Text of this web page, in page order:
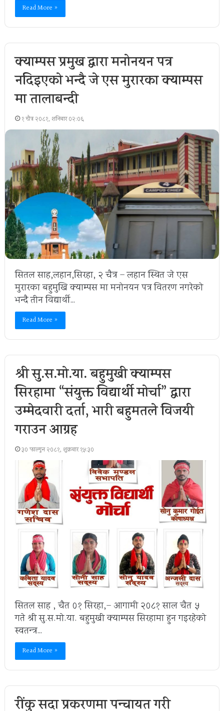
Read More »
क्याम्पस प्रमुख द्वारा मनोनयन पत्र
नदिइएको भन्दै जे एस मुरारका क्याम्पस
मा तालाबन्दी
१ चैत्र २०८१, शनिबार ०२:०६
सितल साह,लहान,सिरहा, २ चैत्र – लहान स्थित जे एस
मुरारका बहुमुखि क्याम्पस मा मनोनयन पत्र वितरण नगरेको
भन्दै तीन विद्यार्थी…
Read More »
श्री सु.स.मो.या. बहुमुखी क्याम्पस
सिरहामा “संयुक्त विद्यार्थी मोर्चा” द्वारा
उम्मेदवारी दर्ता, भारी बहुमतले विजयी
गराउन आग्रह
३० फाल्गुन २०८१, शुक्रबार १५:३०
सितल साह , चैत ०१ सिरहा,– आगामी २०८१ साल चैत ५
गते श्री सु.स.मो.या. बहुमुखी क्याम्पस सिरहामा हुन गइरहेको
स्वतन्त्र…
Read More »
रींकु सदा प्रकरणमा पन्चायत गरी